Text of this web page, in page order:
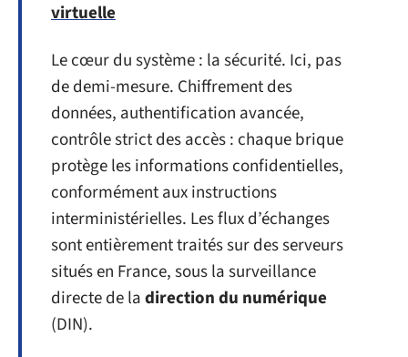
virtuelle
Le cœur du système : la sécurité. Ici, pas
de demi-mesure. Chiffrement des
données, authentification avancée,
contrôle strict des accès : chaque brique
protège les informations confidentielles,
conformément aux instructions
interministérielles. Les flux d’échanges
sont entièrement traités sur des serveurs
situés en France, sous la surveillance
directe de ladirection du numérique
(DIN).